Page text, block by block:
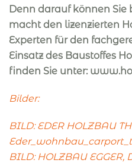
Denn darauf können Sie
macht den lizenzierten
Experten für den
Einsatz des Baustoffes
finden Sie unter:
Bilder:
BILD: EDER HOLZBAU
BILD: HOLZBAU EGGER,